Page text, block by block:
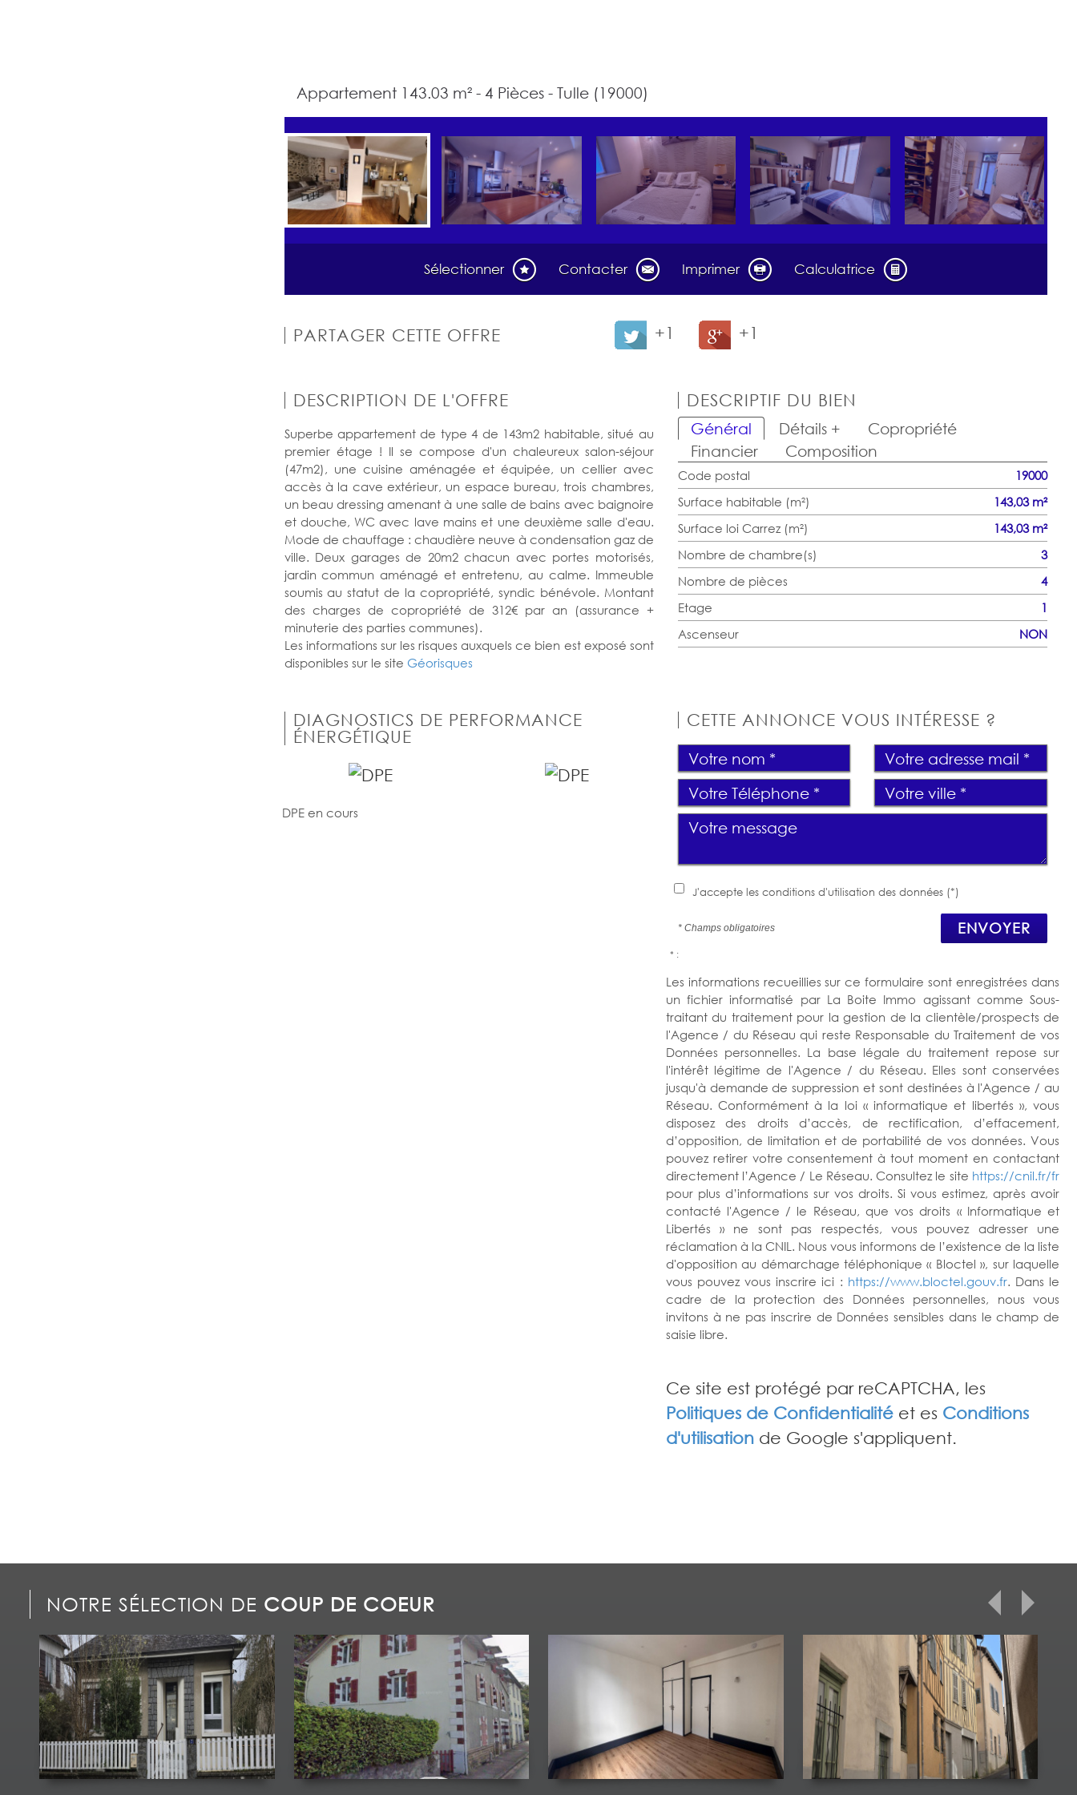
Appartement 143.03 m² - 4 Pièces - Tulle (19000)
Sélectionner Contacter Imprimer Calculatrice
PARTAGER CETTE OFFRE +1 +1
DESCRIPTION DE L'OFFRE
Superbe appartement de type 4 de 143m2 habitable, situé au
premier étage ! Il se compose d'un chaleureux salon-séjour
(47m2), une cuisine aménagée et équipée, un cellier avec
accès à la cave extérieur, un espace bureau, trois chambres,
un beau dressing amenant à une salle de bains avec baignoire
et douche, WC avec lave mains et une deuxième salle d'eau.
Mode de chauffage : chaudière neuve à condensation gaz de
ville. Deux garages de 20m2 chacun avec portes motorisés,
jardin commun aménagé et entretenu, au calme. Immeuble
soumis au statut de la copropriété, syndic bénévole. Montant
des charges de copropriété de 312€ par an (assurance +
minuterie des parties communes).
Les informations sur les risques auxquels ce bien est exposé sont
disponibles sur le site Géorisques
DESCRIPTIF DU BIEN
Général Détails +
Copropriété
Financier
Composition
Code postal
19000
Surface habitable (m²)
143,03 m²
Surface loi Carrez (m²)
143,03 m²
Nombre de chambre(s)
3
Nombre de pièces
4
Etage
1
Ascenseur
NON
DIAGNOSTICS DE PERFORMANCE
ÉNERGÉTIQUE
DPE en cours
CETTE ANNONCE VOUS INTÉRESSE ?
J'accepte les conditions d'utilisation des données (*)
* Champs obligatoires ENVOYER
* :
Les informations recueillies sur ce formulaire sont enregistrées dans
un fichier informatisé par La Boite Immo agissant comme Sous-
traitant du traitement pour la gestion de la clientèle/prospects de
l'Agence / du Réseau qui reste Responsable du Traitement de vos
Données personnelles. La base légale du traitement repose sur
l'intérêt légitime de l'Agence / du Réseau. Elles sont conservées
jusqu'à demande de suppression et sont destinées à l'Agence / au
Réseau. Conformément à la loi « informatique et libertés », vous
disposez des droits d’accès, de rectification, d’effacement,
d’opposition, de limitation et de portabilité de vos données. Vous
pouvez retirer votre consentement à tout moment en contactant
directement l’Agence / Le Réseau. Consultez le site https://cnil.fr/fr
pour plus d’informations sur vos droits. Si vous estimez, après avoir
contacté l'Agence / le Réseau, que vos droits « Informatique et
Libertés » ne sont pas respectés, vous pouvez adresser une
réclamation à la CNIL. Nous vous informons de l’existence de la liste
d'opposition au démarchage téléphonique « Bloctel », sur laquelle
vous pouvez vous inscrire ici : https://www.bloctel.gouv.fr. Dans le
cadre de la protection des Données personnelles, nous vous
invitons à ne pas inscrire de Données sensibles dans le champ de
saisie libre.
Ce site est protégé par reCAPTCHA, les
Politiques de Confidentialitéet es Conditions
d'utilisationde Google s'appliquent.
NOTRE SÉLECTION DE COUP DE COEUR